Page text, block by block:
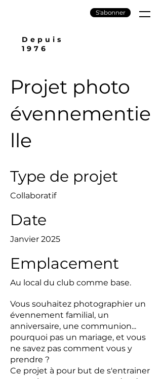
S'abonner
Depuis
1976
Projet photo
évennementie
lle
Type de projet
Collaboratif
Date
Janvier 2025
Emplacement
Au local du club comme base.
Vous souhaitez photographier un
évennement familial, un
anniversaire, une communion...
pourquoi pas un mariage, et vous
ne savez pas comment vous y
prendre ?
Ce projet à pour but de s'entrainer